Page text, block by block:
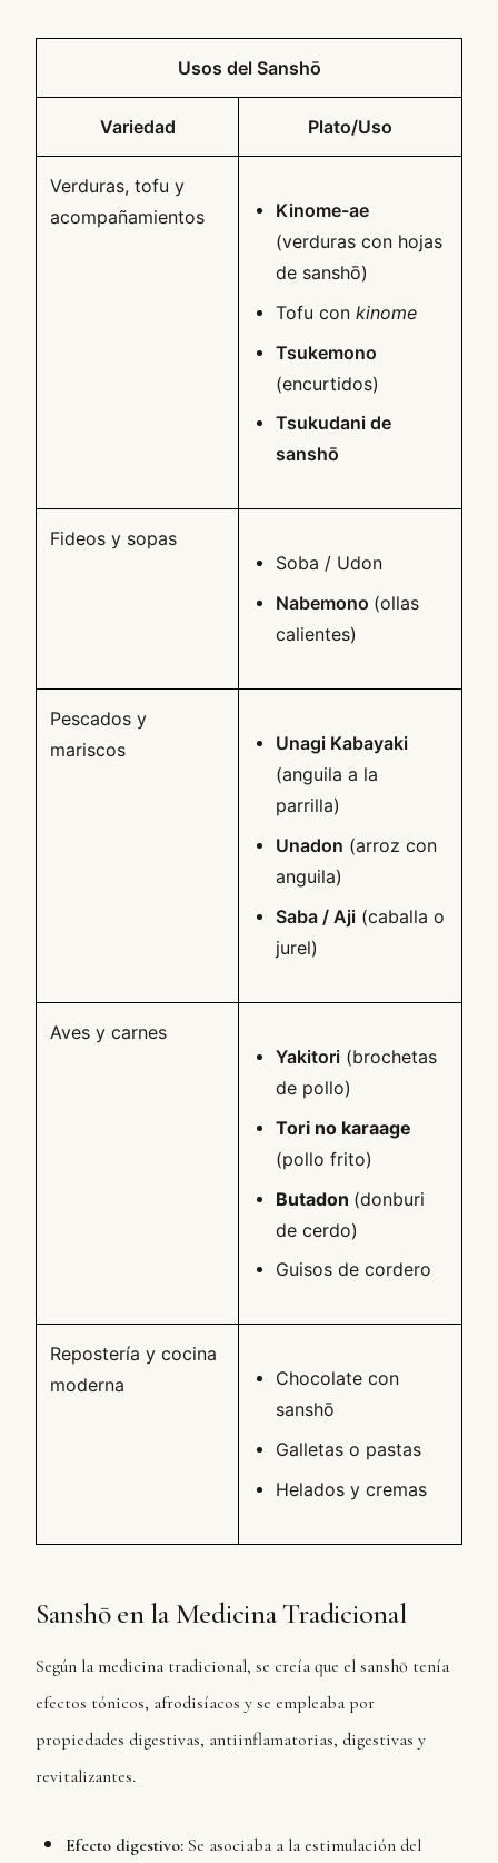
Usos del Sanshō
Variedad Plato/Uso
Verduras, tofu y
acompañamientos
Kinome-ae
(verduras con hojas
de sanshō)
Tofu conkinome
Tsukemono
(encurtidos)
Tsukudani de
sanshō
Fideos y sopas
Soba / Udon
Nabemono (ollas
calientes)
Pescados y
mariscos
Unagi Kabayaki
(anguila a la
parrilla)
Unadon (arroz con
anguila)
Saba / Aji (caballa o
jurel)
Aves y carnes
Yakitori (brochetas
de pollo)
Tori no karaage
(pollo frito)
Butadon (donburi
de cerdo)
Guisos de cordero
Repostería y cocina
moderna
Chocolate con
sanshō
Galletas o pastas
Helados y cremas
Sanshō en la Medicina Tradicional
Según la medicina tradicional, se creía que el sanshō tenía
efectos tónicos, afrodisíacos y se empleaba por
propiedades digestivas, antiinflamatorias, digestivas y
revitalizantes.
Efecto digestivo:Se asociaba a la estimulación del